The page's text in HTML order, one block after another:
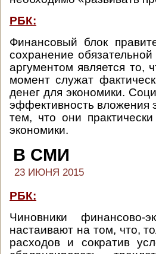
РБК:
Финансовый блок
сохранение
аргументом является то,
момент служат
денег для экономики.
эффективность вложения
тем, что они
экономики.
В СМИ
23 ИЮНЯ 2015
РБК:
Чиновники финансово-
настаивают на том, что,
расходов и сократив